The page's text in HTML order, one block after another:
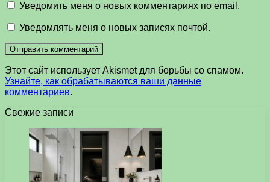
Уведомить меня о новых комментариях по email.
Уведомлять меня о новых записях почтой.
Этот сайт использует Akismet для борьбы со спамом.
Узнайте, как обрабатываются ваши данные
комментариев.
Свежие записи